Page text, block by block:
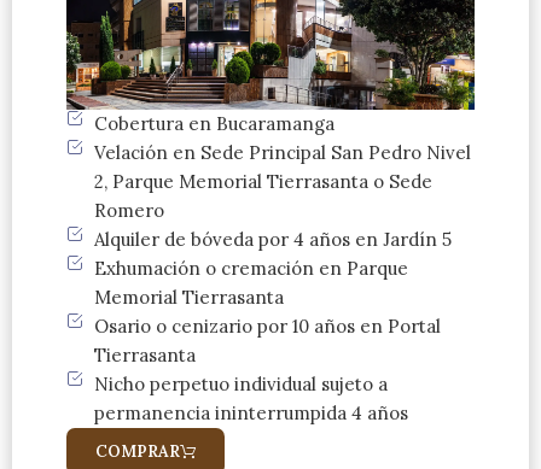
Cobertura en Bucaramanga
Velación en Sede Principal San Pedro Nivel
2, Parque Memorial Tierrasanta o Sede
Romero
Alquiler de bóveda por 4 años en Jardín 5
Exhumación o cremación en Parque
Memorial Tierrasanta
Osario o cenizario por 10 años en Portal
Tierrasanta
Nicho perpetuo individual sujeto a
permanencia ininterrumpida 4 años
COMPRAR